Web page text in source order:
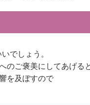
でしょう。
ご褒美にしてあげる
を及ぼすので